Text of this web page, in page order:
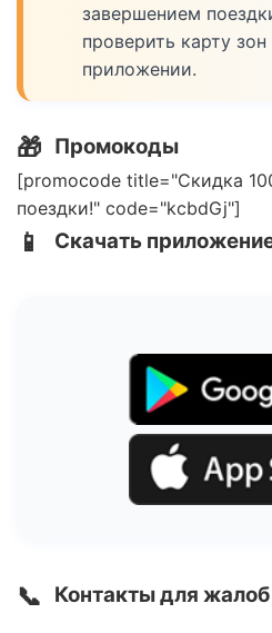
завершением
проверить карту
приложении.
🎁 Промокоды
[promocode title="Скидка
поездки!" code="kcbdGj"]
📱 Скачать
📞 Контакты для жалоб